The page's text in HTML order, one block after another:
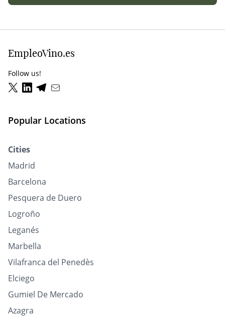
EmpleoVino.es
Follow us!
Popular Locations
Cities
Madrid
Barcelona
Pesquera de Duero
Logroño
Leganés
Marbella
Vilafranca del Penedès
Elciego
Gumiel De Mercado
Azagra